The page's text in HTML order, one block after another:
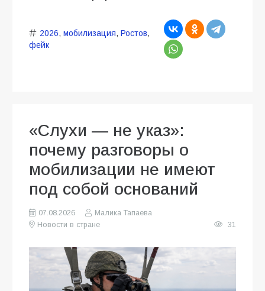
2026, мобилизация, Ростов,
фейк
«Слухи — не указ»:
почему разговоры о
мобилизации не имеют
под собой оснований
07.08.2026
Малика Тапаева
Новости в стране
31